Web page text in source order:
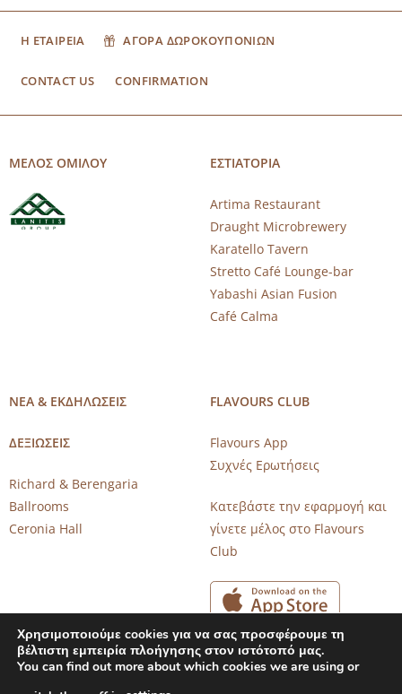
Η ΕΤΑΙΡΕΙΑ ΑΓΟΡΑ ΔΩΡΟΚΟΥΠΟΝΙΩΝ
CONTACT US CONFIRMATION
ΜΕΛΟΣ ΟΜΙΛΟΥ ΕΣΤΙΑΤΟΡΙΑ
Artima Restaurant
Draught Microbrewery
Karatello Tavern
Stretto Café Lounge-bar
Yabashi Asian Fusion
Café Calma
ΝΕΑ & ΕΚΔΗΛΩΣΕΙΣ
ΔΕΞΙΩΣΕΙΣ
Richard & Berengaria
Ballrooms
Ceronia Hall
FLAVOURS CLUB
Flavours App
Συχνές Ερωτήσεις
Κατεβάστε την εφαρμογή και
γίνετε μέλος στο Flavours
Club
Χρησιμοποιούμε cookies για να σας προσφέρουμε τη
βέλτιστη εμπειρία πλοήγησης στον ιστότοπό μας.
You can find out more about which cookies we are using or